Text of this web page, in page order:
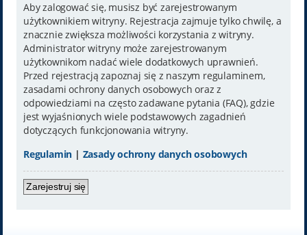
Aby zalogować się, musisz być zarejestrowanym
użytkownikiem witryny. Rejestracja zajmuje tylko chwilę, a
znacznie zwiększa możliwości korzystania z witryny.
Administrator witryny może zarejestrowanym
użytkownikom nadać wiele dodatkowych uprawnień.
Przed rejestracją zapoznaj się z naszym regulaminem,
zasadami ochrony danych osobowych oraz z
odpowiedziami na często zadawane pytania (FAQ), gdzie
jest wyjaśnionych wiele podstawowych zagadnień
dotyczących funkcjonowania witryny.
Regulamin | Zasady ochrony danych osobowych
Zarejestruj się